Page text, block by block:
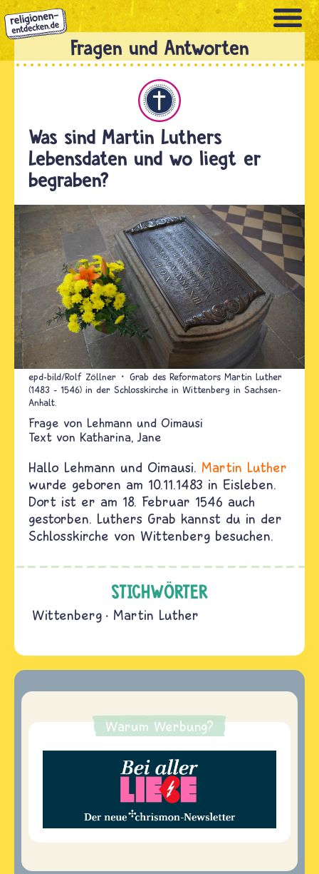
Direkt
zum
Inhalt
Was sind Martin Luthers
Lebensdaten und wo liegt er
begraben?
epd-bild/Rolf Zöllner
Grab des Reformators Martin Luther
(1483 – 1546) in der Schlosskirche in Wittenberg in Sachsen-
Anhalt.
Lehmann und Oimausi
Text von Katharina Jane
Hallo Lehmann und Oimausi. Martin Luther
wurde geboren am 10.11.1483 in Eisleben.
Dort ist er am 18. Februar 1546 auch
gestorben. Luthers Grab kannst du in der
Schlosskirche von Wittenberg besuchen.
STICHWÖRTER
Wittenberg Martin Luther
Warum Werbung?